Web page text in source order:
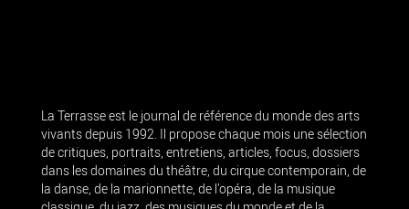
La Terrasse est le journal de référence du monde des arts
vivants depuis 1992. Il propose chaque mois une sélection
de critiques, portraits, entretiens, articles, focus, dossiers
dans les domaines du théâtre, du cirque contemporain, de
la danse, de la marionnette, de l’opéra, de la musique